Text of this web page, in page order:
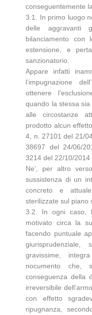
conseguentemente
3.1. In primo luogo
delle aggravanti
bilanciamento con
estensione, e
sanzionatorio.
Appare infatti
l’impugnazione
ottenere
quando la stessa sia
alle circostanze
prodotto alcun
4, n. 27101 del 21/
38697 del 24/06/
3214 del 22/10/2014
Ne’, per altro
sussistenza di un
concreto e
sterilizzate sul piano
3.2. In ogni caso,
motivato circa la
facendo puntuale
gravissime,
nocumento che,
conseguenza della
irreversibile
con effetto
ripugnanza,